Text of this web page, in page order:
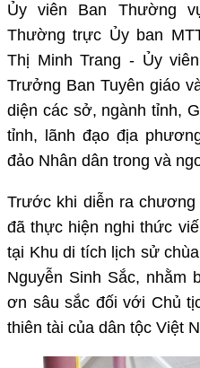
Ủy viên Ban Thường
Thường trực Ủy ban
Thị Minh Trang - Ủy
Trưởng Ban Tuyên giáo
diện các sở, ngành tỉnh,
tỉnh, lãnh đạo địa
đảo Nhân dân trong và
Trước khi diễn ra
đã thực hiện nghi thức
tại Khu di tích lịch sử
Nguyễn Sinh Sắc, nhằm
ơn sâu sắc đối với Chủ
thiên tài của dân tộc Việt